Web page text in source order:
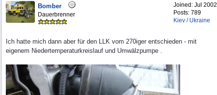
Joined: Jul 2002
Posts: 789
Kiev / Ukraine
Bomber
Dauerbrenner
Ich hatte mich dann aber für den LLK vom 270iger entschieden - mit
eigenem Niedertemperaturkreislauf und Umwälzpumpe .